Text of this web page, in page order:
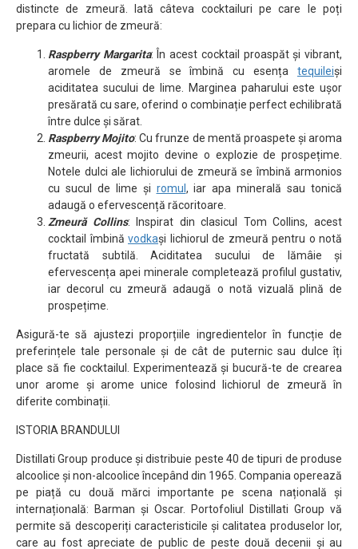
distincte de zmeură. Iată câteva cocktailuri pe care le poți
prepara cu lichior de zmeură:
Raspberry Margarita: În acest cocktail proaspăt și vibrant,
aromele de zmeură se îmbină cu esența tequileiși
aciditatea sucului de lime. Marginea paharului este ușor
presărată cu sare, oferind o combinație perfect echilibrată
între dulce și sărat.
Raspberry Mojito: Cu frunze de mentă proaspete și aroma
zmeurii, acest mojito devine o explozie de prospețime.
Notele dulci ale lichiorului de zmeură se îmbină armonios
cu sucul de lime și romul , iar apa minerală sau tonică
adaugă o efervescență răcoritoare.
Zmeură Collins: Inspirat din clasicul Tom Collins, acest
cocktail îmbină vodkași lichiorul de zmeură pentru o notă
fructată subtilă. Aciditatea sucului de lămâie și
efervescența apei minerale completează profilul gustativ,
iar decorul cu zmeură adaugă o notă vizuală plină de
prospețime.
Asigură-te să ajustezi proporțiile ingredientelor în funcție de
preferințele tale personale și de cât de puternic sau dulce îți
place să fie cocktailul. Experimentează și bucură-te de crearea
unor arome și arome unice folosind lichiorul de zmeură în
diferite combinații.
ISTORIA BRANDULUI
Distillati Group produce și distribuie peste 40 de tipuri de produse
alcoolice și non-alcoolice începând din 1965. Compania operează
pe piață cu două mărci importante pe scena națională și
internațională: Barman și Oscar. Portofoliul Distillati Group vă
permite să descoperiți caracteristicile și calitatea produselor lor,
care au fost apreciate de public de peste două decenii și au